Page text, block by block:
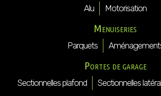
Alu Motorisation
Menuiseries
Parquets
Portes de garage
Sectionnelles plafond Sectionnelles